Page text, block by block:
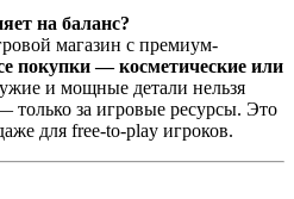
на баланс?
магазин с премиум-
покупки — косметические или
и мощные детали нельзя
только за игровые ресурсы. Это
для free-to-play игроков.